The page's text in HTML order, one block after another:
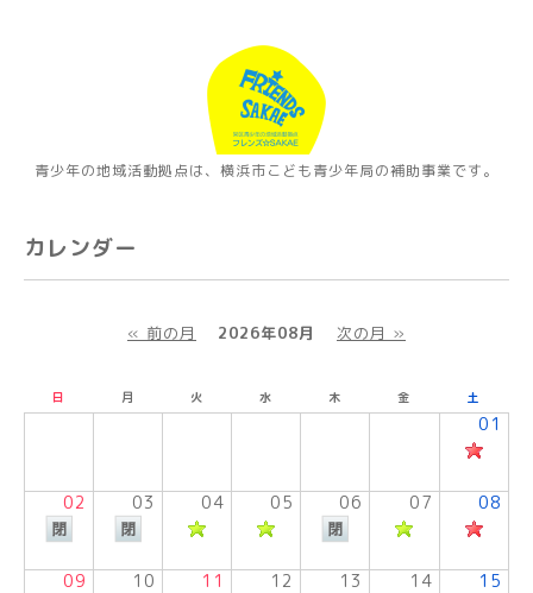
青少年の地域活動拠点は、横浜市こども青少年局の補助事業です。
カレンダー
« 前の月 2026年08月 次の月 »
日 月 火 水 木 金 土
01
02 03 04 05 06 07 08
09 10 11 12 13 14 15